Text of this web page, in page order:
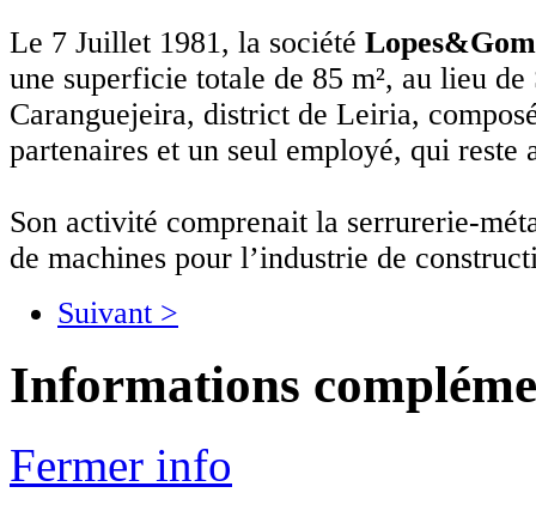
Le 7 Juillet 1981, la société
une superficie totale de 85 m², au lieu de
Caranguejeira, district de Leiria,
partenaires et un seul employé, qui reste
Son activité comprenait la serrurerie-
de machines pour l’industrie de
Suivant >
Informations
Fermer info